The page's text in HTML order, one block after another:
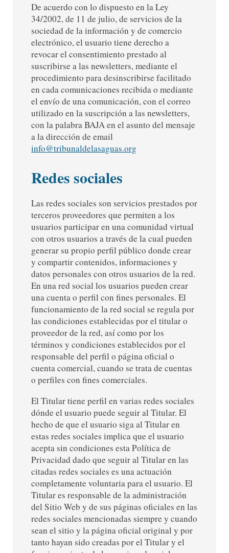
De acuerdo con lo dispuesto en la Ley
34/2002, de 11 de julio, de servicios de la
sociedad de la información y de comercio
electrónico, el usuario tiene derecho a
revocar el consentimiento prestado al
suscribirse a las newsletters, mediante el
procedimiento para desinscribirse facilitado
en cada comunicaciones recibida o mediante
el envío de una comunicación, con el correo
utilizado en la suscripción a las newsletters,
con la palabra BAJA en el asunto del mensaje
a la dirección de email
info@tribunaldelasaguas.org
Redes sociales
Las redes sociales son servicios prestados por
terceros proveedores que permiten a los
usuarios participar en una comunidad virtual
con otros usuarios a través de la cual pueden
generar su propio perfil público donde crear
y compartir contenidos, informaciones y
datos personales con otros usuarios de la red.
En una red social los usuarios pueden crear
una cuenta o perfil con fines personales. El
funcionamiento de la red social se regula por
las condiciones establecidas por el titular o
proveedor de la red, así como por los
términos y condiciones establecidos por el
responsable del perfil o página oficial o
cuenta comercial, cuando se trata de cuentas
o perfiles con fines comerciales.
El Titular tiene perfil en varias redes sociales
dónde el usuario puede seguir al Titular. El
hecho de que el usuario siga al Titular en
estas redes sociales implica que el usuario
acepta sin condiciones esta Política de
Privacidad dado que seguir al Titular en las
citadas redes sociales es una actuación
completamente voluntaria para el usuario. El
Titular es responsable de la administración
del Sitio Web y de sus páginas oficiales en las
redes sociales mencionadas siempre y cuando
sean el sitio y la página oficial original y por
tanto hayan sido creadas por el Titular y el